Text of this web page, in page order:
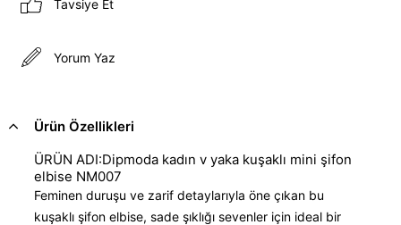
Tavsiye Et
Yorum Yaz
Ürün Özellikleri
ÜRÜN ADI:Dipmoda kadın v yaka kuşaklı mini şifon
elbise NM007
Feminen duruşu ve zarif detaylarıyla öne çıkan bu
kuşaklı şifon elbise, sade şıklığı sevenler için ideal bir